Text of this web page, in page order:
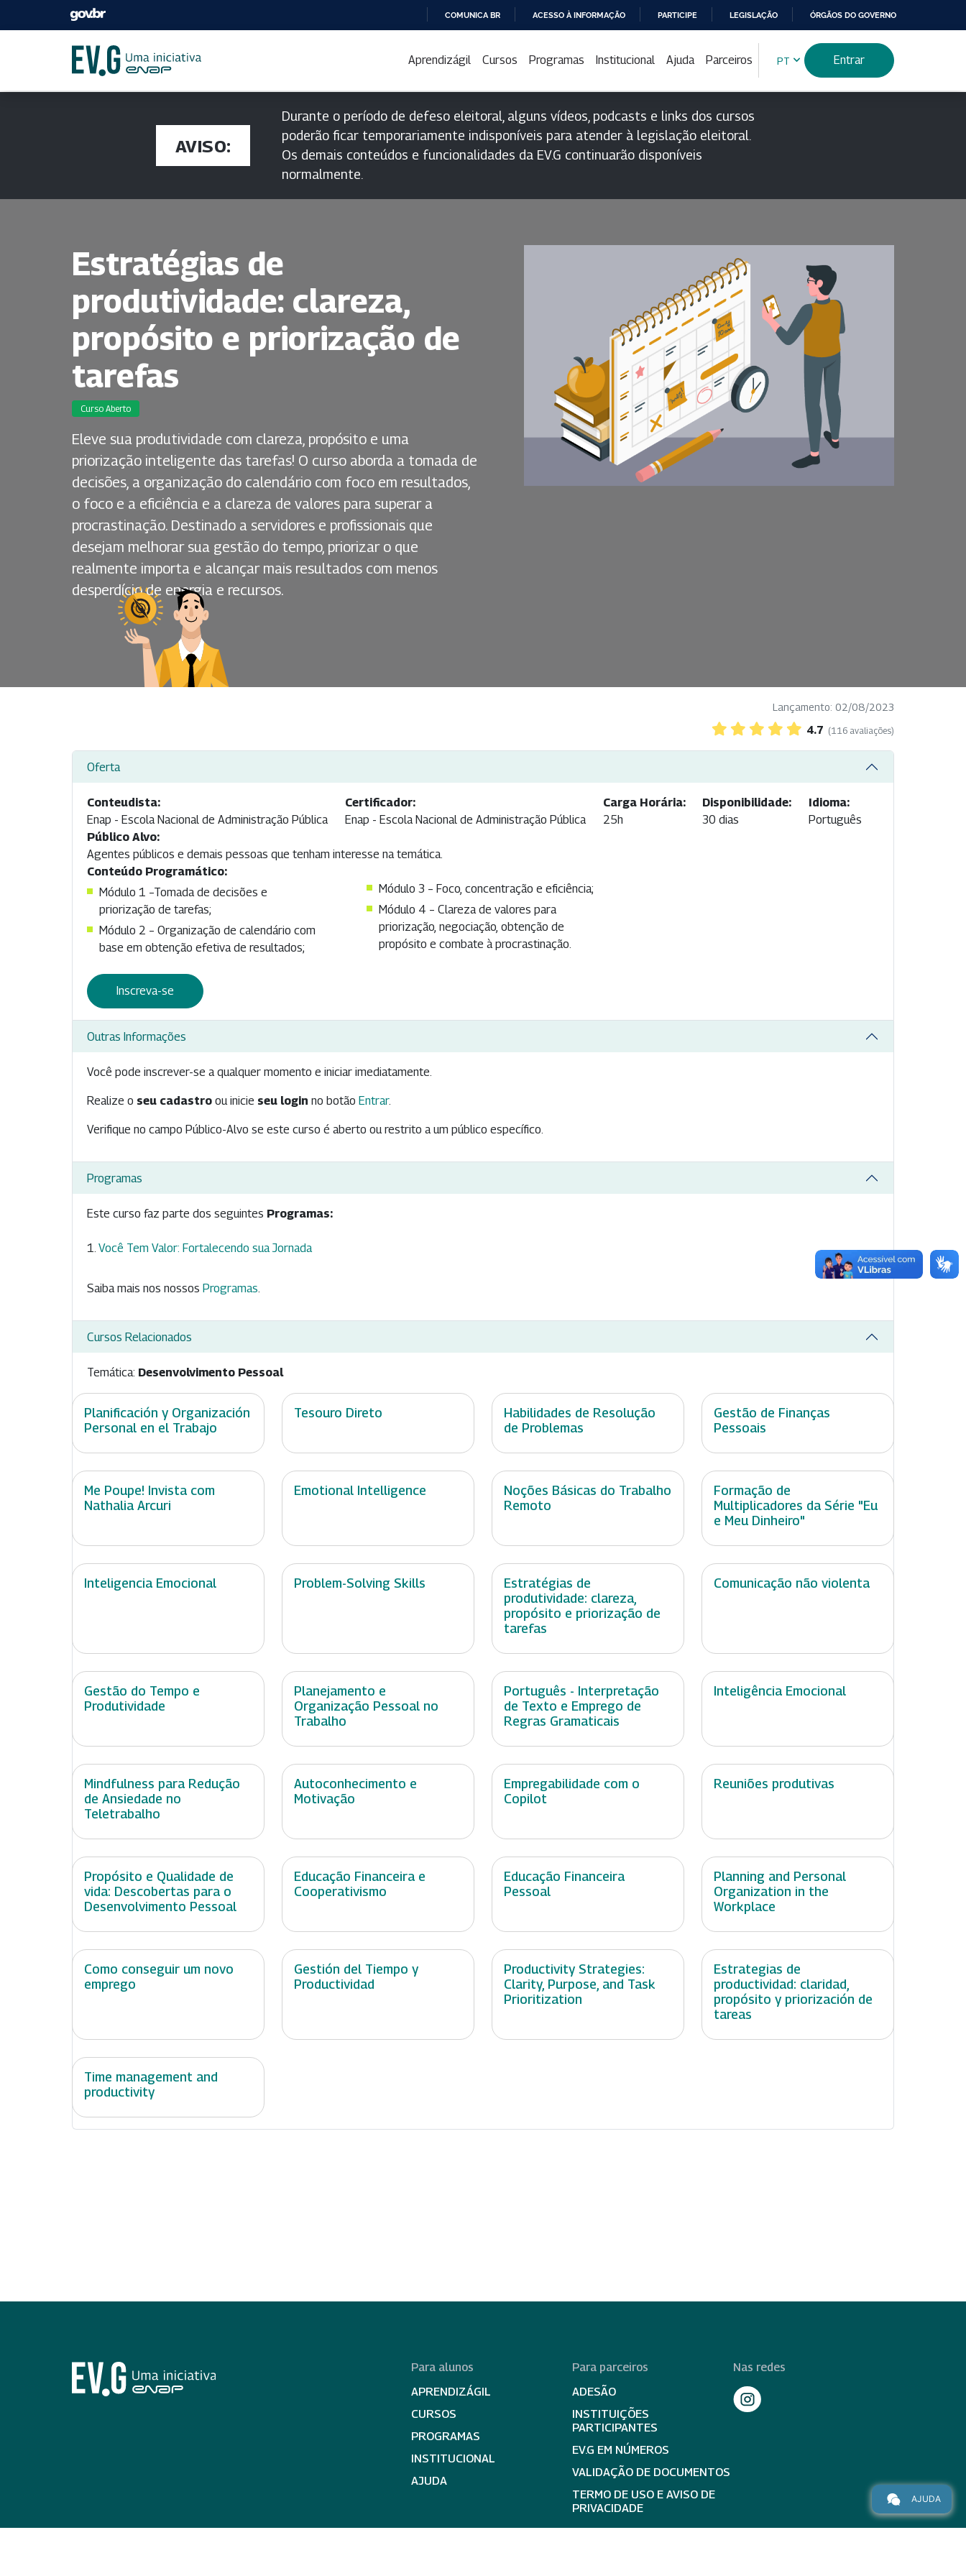
PARA
CONTEÚDO
COMUNICA BR ACESSO À INFORMAÇÃO PARTICIPE LEGISLAÇÃO ÓRGÃOS DO GOVERNO
Aprendizágil Cursos Programas Institucional Ajuda Parceiros PT Entrar
AVISO:
Durante o período de defeso eleitoral, alguns vídeos, podcasts e links dos cursos
poderão ficar temporariamente indisponíveis para atender à legislação eleitoral.
Os demais conteúdos e funcionalidades da EV.G continuarão disponíveis
normalmente.
Estratégias de
produtividade: clareza,
propósito e priorização de
tarefas
Curso Aberto
Eleve sua produtividade com clareza, propósito e uma
priorização inteligente das tarefas! O curso aborda a tomada de
decisões, a organização do calendário com foco em resultados,
o foco e a eficiência e a clareza de valores para superar a
procrastinação. Destinado a servidores e profissionais que
desejam melhorar sua gestão do tempo, priorizar o que
realmente importa e alcançar mais resultados com menos
desperdício de energia e recursos.
Lançamento: 02/08/2023
4.7 (116 avaliações)
Oferta
Conteudista:
Enap - Escola Nacional de Administração Pública
Certificador:
Enap - Escola Nacional de Administração Pública
Carga Horária:
25h
Disponibilidade:
30 dias
Idioma:
Português
Público Alvo:
Agentes públicos e demais pessoas que tenham interesse na temática.
Conteúdo Programático:
Módulo 1 –Tomada de decisões e
priorização de tarefas;
Módulo 2 – Organização de calendário com
base em obtenção efetiva de resultados;
Módulo 3 – Foco, concentração e eficiência;
Módulo 4 – Clareza de valores para
priorização, negociação, obtenção de
propósito e combate à procrastinação.
Inscreva-se
Outras Informações
Você pode inscrever-se a qualquer momento e iniciar imediatamente.
Realize o seu cadastro ou inicie seu login no botão Entrar.
Verifique no campo Público-Alvo se este curso é aberto ou restrito a um público específico.
Programas
Este curso faz parte dos seguintes Programas:
Você Tem Valor: Fortalecendo sua Jornada
Saiba mais nos nossos Programas.
Cursos Relacionados
Temática: Desenvolvimento Pessoal
Planificación y Organización
Personal en el Trabajo
Tesouro Direto
Habilidades de Resolução
de Problemas
Gestão de Finanças
Pessoais
Me Poupe! Invista com
Nathalia Arcuri
Emotional Intelligence
Noções Básicas do Trabalho
Remoto
Formação de
Multiplicadores da Série "Eu
e Meu Dinheiro"
Inteligencia Emocional Problem-Solving Skills
Estratégias de
produtividade: clareza,
propósito e priorização de
tarefas
Comunicação não violenta
Gestão do Tempo e
Produtividade
Planejamento e
Organização Pessoal no
Trabalho
Português - Interpretação
de Texto e Emprego de
Regras Gramaticais
Inteligência Emocional
Mindfulness para Redução
de Ansiedade no
Teletrabalho
Autoconhecimento e
Motivação
Empregabilidade com o
Copilot
Reuniões produtivas
Propósito e Qualidade de
vida: Descobertas para o
Desenvolvimento Pessoal
Educação Financeira e
Cooperativismo
Educação Financeira
Pessoal
Planning and Personal
Organization in the
Workplace
Como conseguir um novo
emprego
Gestión del Tiempo y
Productividad
Productivity Strategies:
Clarity, Purpose, and Task
Prioritization
Estrategias de
productividad: claridad,
propósito y priorización de
tareas
Time management and
productivity
Para alunos
APRENDIZÁGIL
CURSOS
PROGRAMAS
INSTITUCIONAL
AJUDA
Para parceiros
ADESÃO
INSTITUIÇÕES
PARTICIPANTES
EV.G EM NÚMEROS
VALIDAÇÃO DE DOCUMENTOS
TERMO DE USO E AVISO DE
PRIVACIDADE
Nas redes
AJUDA